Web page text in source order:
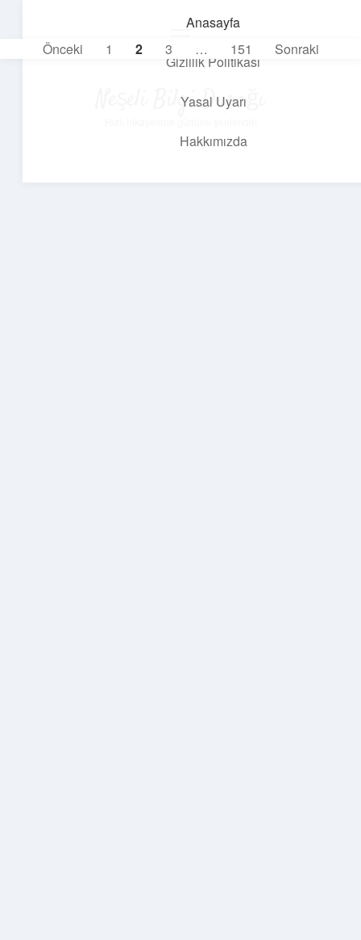
Anasayfa
Gizlilik Politikası
Yasal Uyarı
Hakkımızda
aç
Neşeli Bilgi Durağı
Yazı
Önceki 1 2 3 … 151 Sonraki